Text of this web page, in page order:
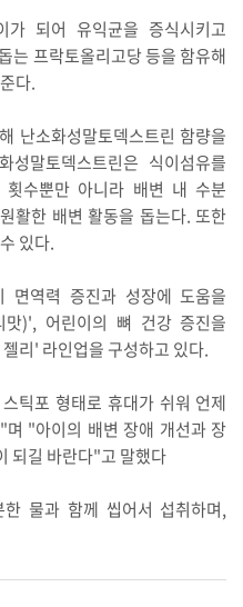
가 되어 유익균을 증식시키고
는 프락토올리고당 등을 함유해
다.
난소화성말토덱스트린 함량을
말토덱스트린은 식이섬유를
수뿐만 아니라 배변 내 수분
활한 배변 활동을 돕는다. 또한
있다.
면역력 증진과 성장에 도움을
맛)', 어린이의 뼈 건강 증진을
리' 라인업을 구성하고 있다.
틱포 형태로 휴대가 쉬워 언제
"아이의 배변 장애 개선과 장
되길 바란다"고 말했다
물과 함께 씹어서 섭취하며,